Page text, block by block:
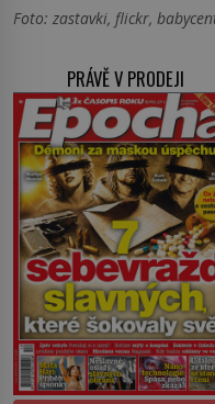
Foto: zastavki, flickr,
PRÁVĚ V PRODEJI